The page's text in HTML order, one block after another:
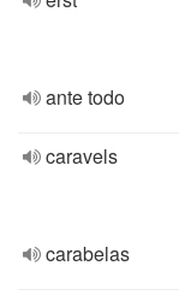
ante todo
caravels
carabelas